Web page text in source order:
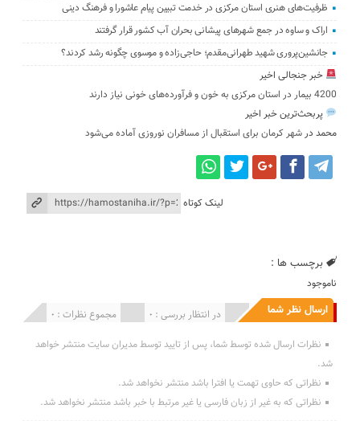
ظرفیت‌های هنری استان مرکزی در خدمت تبیین پیام عاشورا و فرهنگ دینی
اراک و ساوه در جمع شهرهای پیشانی بحران آب کشور قرار گرفتند
جانشین‌پروری شهید طهرانی‌مقدم؛ حاجی‌زاده و موسوی چگونه رشد کردند؟
خبر جنجالی اخیر
4200 بیمار در استان مرکزی به خون و فرآورده‌های خونی نیاز دارند
پربحث‌ترین خبر اخیر
محمد درشهر کرمان برای استقبال از مسافران نوروزی آماده می‌شود
لینک کوتاه
برچسب ها :
ناموجود
ارسال نظر شما مجموع نظرات : 0 در انتظار بررسی : 0 انتشار یافته : 0
نظرات ارسال شده توسط شما، پس از تایید توسط مدیران سایت منتشر خواهد
شد.
نظراتی که حاوی تهمت یا افترا باشد منتشر نخواهد شد.
نظراتی که به غیر از زبان فارسی یا غیر مرتبط با خبر باشد منتشر نخواهد شد.